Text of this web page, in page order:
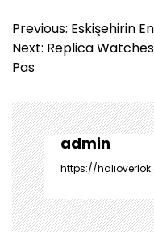
Y
a
z
g
e
z
i
n
m
e
Previous: Eskişehirin
Next: Replica
Pas
admin
https://